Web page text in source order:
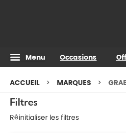
Menu Occasions
ACCUEIL MARQUES
Filtres
Réinitialiser les filtres